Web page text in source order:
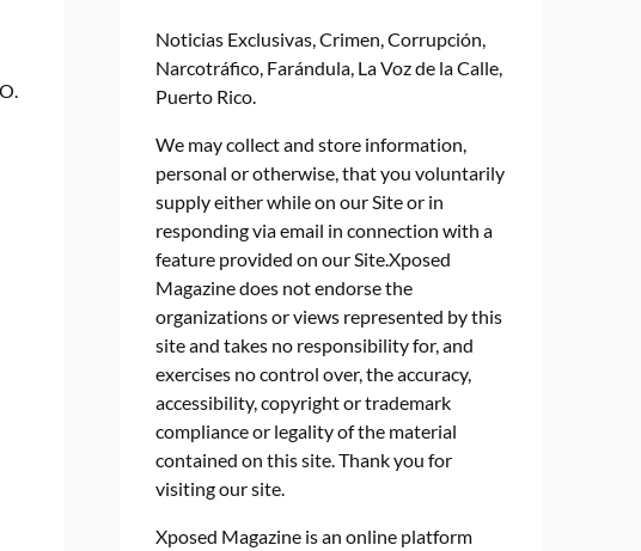
Noticias Exclusivas, Crimen, Corrupción,
Narcotráfico, Farándula, La Voz de la Calle,
Puerto Rico.
We may collect and store information,
personal or otherwise, that you voluntarily
supply either while on our Site or in
responding via email in connection with a
feature provided on our Site.Xposed
Magazine does not endorse the
organizations or views represented by this
site and takes no responsibility for, and
exercises no control over, the accuracy,
accessibility, copyright or trademark
compliance or legality of the material
contained on this site. Thank you for
visiting our site.
Xposed Magazine is an online platform